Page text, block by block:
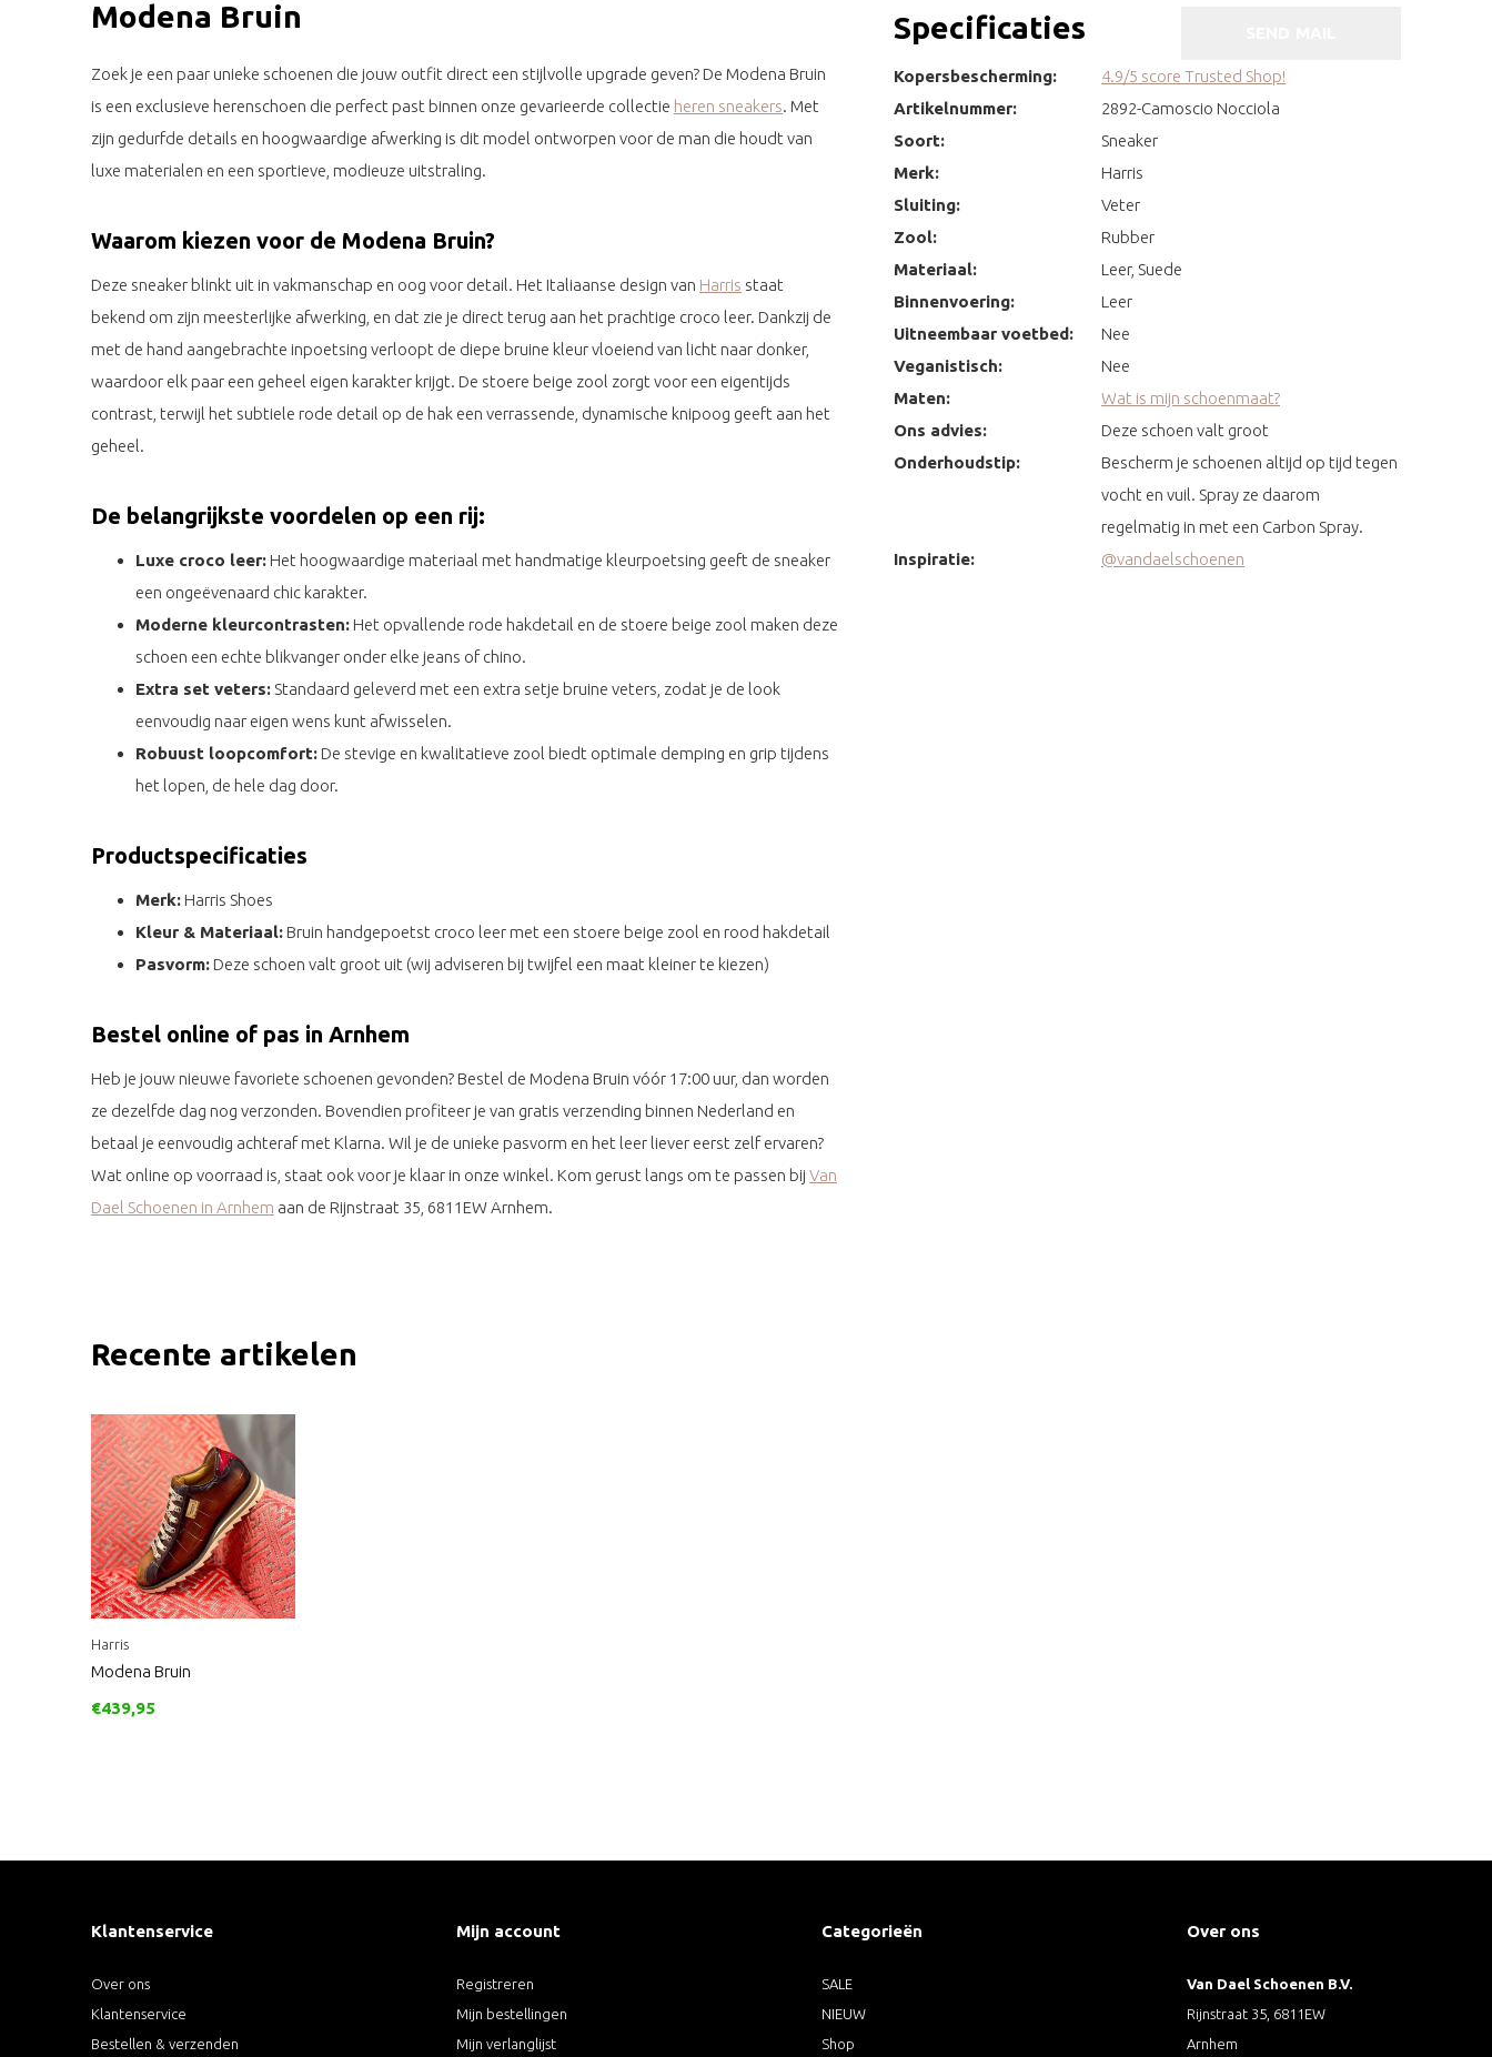
Modena Bruin
Zoek je een paar unieke schoenen die jouw outfit direct een stijlvolle upgrade geven? De Modena Bruin
is een exclusieve herenschoen die perfect past binnen onze gevarieerde collectie heren sneakers. Met
zijn gedurfde details en hoogwaardige afwerking is dit model ontworpen voor de man die houdt van
luxe materialen en een sportieve, modieuze uitstraling.
Waarom kiezen voor de Modena Bruin?
Deze sneaker blinkt uit in vakmanschap en oog voor detail. Het Italiaanse design van Harris staat
bekend om zijn meesterlijke afwerking, en dat zie je direct terug aan het prachtige croco leer. Dankzij de
met de hand aangebrachte inpoetsing verloopt de diepe bruine kleur vloeiend van licht naar donker,
waardoor elk paar een geheel eigen karakter krijgt. De stoere beige zool zorgt voor een eigentijds
contrast, terwijl het subtiele rode detail op de hak een verrassende, dynamische knipoog geeft aan het
geheel.
De belangrijkste voordelen op een rij:
Luxe croco leer: Het hoogwaardige materiaal met handmatige kleurpoetsing geeft de sneaker
een ongeëvenaard chic karakter.
Moderne kleurcontrasten: Het opvallende rode hakdetail en de stoere beige zool maken deze
schoen een echte blikvanger onder elke jeans of chino.
Extra set veters: Standaard geleverd met een extra setje bruine veters, zodat je de look
eenvoudig naar eigen wens kunt afwisselen.
Robuust loopcomfort: De stevige en kwalitatieve zool biedt optimale demping en grip tijdens
het lopen, de hele dag door.
Productspecificaties
Merk: Harris Shoes
Kleur & Materiaal: Bruin handgepoetst croco leer met een stoere beige zool en rood hakdetail
Pasvorm: Deze schoen valt groot uit (wij adviseren bij twijfel een maat kleiner te kiezen)
Bestel online of pas in Arnhem
Heb je jouw nieuwe favoriete schoenen gevonden? Bestel de Modena Bruin vóór 17:00 uur, dan worden
ze dezelfde dag nog verzonden. Bovendien profiteer je van gratis verzending binnen Nederland en
betaal je eenvoudig achteraf met Klarna. Wil je de unieke pasvorm en het leer liever eerst zelf ervaren?
Wat online op voorraad is, staat ook voor je klaar in onze winkel. Kom gerust langs om te passen bij Van
Dael Schoenen in Arnhem aan de Rijnstraat 35, 6811EW Arnhem.
Specificaties
Kopersbescherming:
4.9/5 score Trusted Shop!
Artikelnummer:
2892-Camoscio Nocciola
Soort:
Sneaker
Merk:
Harris
Sluiting:
Veter
Zool:
Rubber
Materiaal:
Leer, Suede
Binnenvoering:
Leer
Uitneembaar voetbed:
Nee
Veganistisch:
Nee
Maten:
Wat is mijn schoenmaat?
Ons advies:
Deze schoen valt groot
Onderhoudstip:
Bescherm je schoenen altijd op tijd tegen
vocht en vuil. Spray ze daarom
regelmatig in met een Carbon Spray.
Inspiratie:
@vandaelschoenen
Recente artikelen
Harris
Modena Bruin
€439,95
Klantenservice
Over ons
Klantenservice
Bestellen & verzenden
Mijn account
Registreren
Mijn bestellingen
Mijn verlanglijst
Categorieën
SALE
NIEUW
Shop
Over ons
Van Dael Schoenen B.V.
Rijnstraat 35, 6811EW
Arnhem